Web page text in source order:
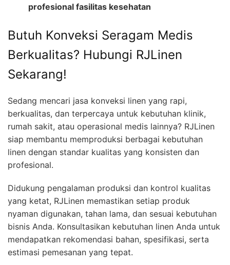
profesional fasilitas kesehatan
Butuh Konveksi Seragam Medis
Berkualitas? Hubungi RJLinen
Sekarang!
Sedang mencari jasa konveksi linen yang rapi,
berkualitas, dan terpercaya untuk kebutuhan klinik,
rumah sakit, atau operasional medis lainnya? RJLinen
siap membantu memproduksi berbagai kebutuhan
linen dengan standar kualitas yang konsisten dan
profesional.
Didukung pengalaman produksi dan kontrol kualitas
yang ketat, RJLinen memastikan setiap produk
nyaman digunakan, tahan lama, dan sesuai kebutuhan
bisnis Anda. Konsultasikan kebutuhan linen Anda untuk
mendapatkan rekomendasi bahan, spesifikasi, serta
estimasi pemesanan yang tepat.